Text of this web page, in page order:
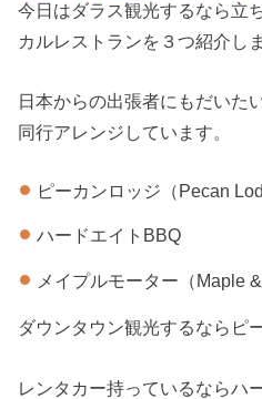
今日はダラス観光するなら立
カルレストランを３つ紹介し
日本からの出張者にもだいた
同行アレンジしています。
ピーカンロッジ（Pecan
ハードエイトBBQ
メイプルモーター（Maple &
ダウンタウン観光するならピ
レンタカー持っているならハ